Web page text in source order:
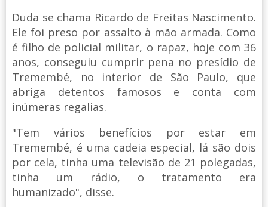
Duda se chama Ricardo de Freitas Nascimento.
Ele foi preso por assalto à mão armada. Como
é filho de policial militar, o rapaz, hoje com 36
anos, conseguiu cumprir pena no presídio de
Tremembé, no interior de São Paulo, que
abriga detentos famosos e conta com
inúmeras regalias.
"Tem vários benefícios por estar em
Tremembé, é uma cadeia especial, lá são dois
por cela, tinha uma televisão de 21 polegadas,
tinha um rádio, o tratamento era
humanizado", disse.